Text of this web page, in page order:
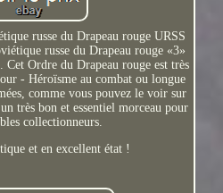
russe du Drapeau rouge URSS
russe du Drapeau rouge «3»
Ordre du Drapeau rouge est très
- Héroïsme au combat ou longue
comme vous pouvez le voir sur
très bon et essentiel morceau pour
collectionneurs.
et en excellent état !